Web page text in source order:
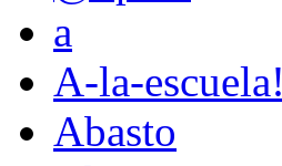
a
A-la-escuela!
Abasto